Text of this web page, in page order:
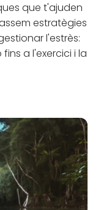
que t'ajuden
estratègies
l'estrès:
a l'exercici i la